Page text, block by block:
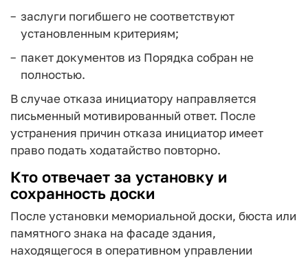
заслуги погибшего не соответствуют
установленным критериям;
пакет документов из Порядка собран не
полностью.
В случае отказа инициатору направляется
письменный мотивированный ответ. После
устранения причин отказа инициатор имеет
право подать ходатайство повторно.
Кто отвечает за установку и
сохранность доски
После установки мемориальной доски, бюста или
памятного знака на фасаде здания,
находящегося в оперативном управлении